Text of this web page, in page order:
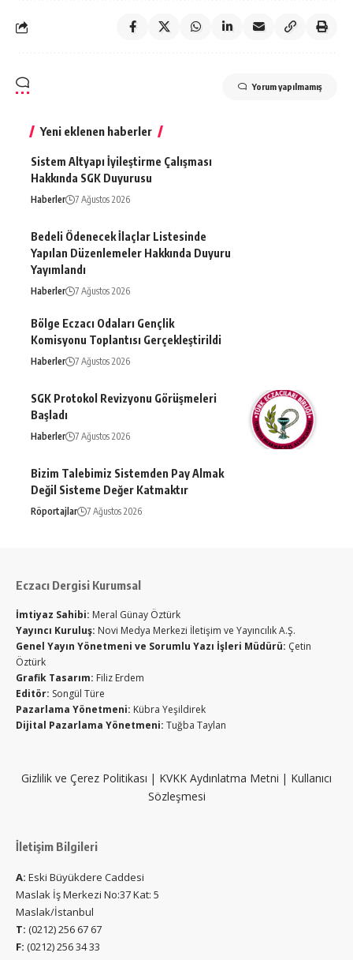
Yorum yapılmamış
Yeni eklenen haberler
Sistem Altyapı İyileştirme Çalışması
Hakkında SGK Duyurusu
Haberler 7 Ağustos 2026
Bedeli Ödenecek İlaçlar Listesinde
Yapılan Düzenlemeler Hakkında Duyuru
Yayımlandı
Haberler 7 Ağustos 2026
Bölge Eczacı Odaları Gençlik
Komisyonu Toplantısı Gerçekleştirildi
Haberler 7 Ağustos 2026
SGK Protokol Revizyonu Görüşmeleri
Başladı
Haberler 7 Ağustos 2026
Bizim Talebimiz Sistemden Pay Almak
Değil Sisteme Değer Katmaktır
Röportajlar 7 Ağustos 2026
Eczacı Dergisi Kurumsal
İmtiyaz Sahibi: Meral Günay Öztürk
Yayıncı Kuruluş: Novi Medya Merkezi İletişim ve Yayıncılık A.Ş.
Genel Yayın Yönetmeni ve Sorumlu Yazı İşleri Müdürü: Çetin
Öztürk
Grafik Tasarım: Filiz Erdem
Editör: Songül Türe
Pazarlama Yönetmeni: Kübra Yeşildirek
Dijital Pazarlama Yönetmeni: Tuğba Taylan
Gizlilik ve Çerez Politikası | KVKK Aydınlatma Metni | Kullanıcı
Sözleşmesi
İletişim Bilgileri
A: Eski Büyükdere Caddesi
Maslak İş Merkezi No:37 Kat: 5
Maslak/İstanbul
T: (0212) 256 67 67
F: (0212) 256 34 33